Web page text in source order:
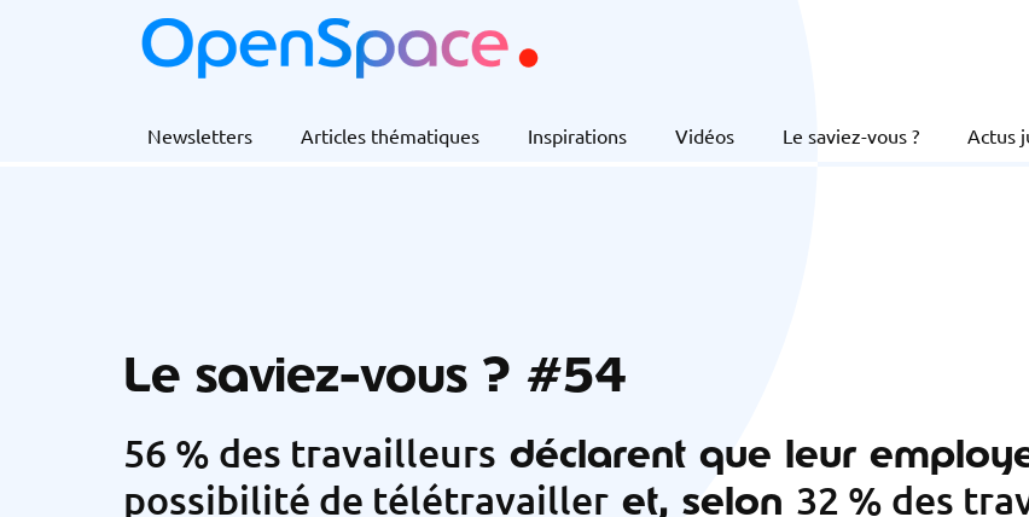
Newsletters Articles thématiques Inspirations Vidéos Le saviez-vous ? Actus
Le saviez-vous ? #54
56 % des travailleurs déclarent que leur
possibilité de télétravailler et, selon 32 % des